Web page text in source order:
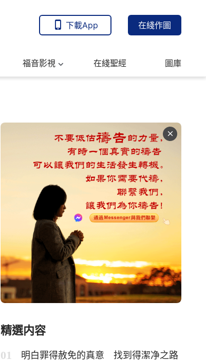
下載App 在綫作圖
福音影視 在綫聖經 圖庫
精選内容
明白罪得赦免的真意 找到得潔净之路